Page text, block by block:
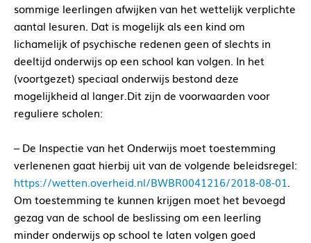
sommige leerlingen afwijken van het wettelijk verplichte
aantal lesuren. Dat is mogelijk als een kind om
lichamelijk of psychische redenen geen of slechts in
deeltijd onderwijs op een school kan volgen. In het
(voortgezet) speciaal onderwijs bestond deze
mogelijkheid al langer.Dit zijn de voorwaarden voor
reguliere scholen:
– De Inspectie van het Onderwijs moet toestemming
verlenenen gaat hierbij uit van de volgende beleidsregel:
https://wetten.overheid.nl/BWBR0041216/2018-08-01.
Om toestemming te kunnen krijgen moet het bevoegd
gezag van de school de beslissing om een leerling
minder onderwijs op school te laten volgen goed